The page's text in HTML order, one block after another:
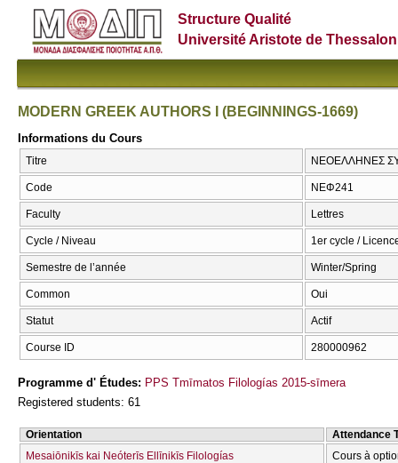
Structure Qualité
Université Aristote de
MODERN GREEK AUTHORS I (BEGINNINGS-1669)
Informations du Cours
Titre ΝΕΟΕΛΛΗΝΕΣ
Code ΝΕΦ241
Faculty Lettres
Cycle / Niveau 1er cycle /
Semestre de l’année Winter/Spring
Common Oui
Statut Actif
Course ID 280000962
Programme d' Études: PPS Tmīmatos Filologías 2015-sīmera
Registered students: 61
Orientation
Attendance
Mesaiōnikīs kai Neóterīs Ellīnikīs Filologías
Cours à